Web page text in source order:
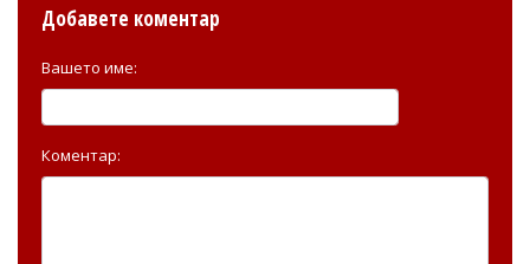
Добавете коментар
Вашето име:
Коментар: